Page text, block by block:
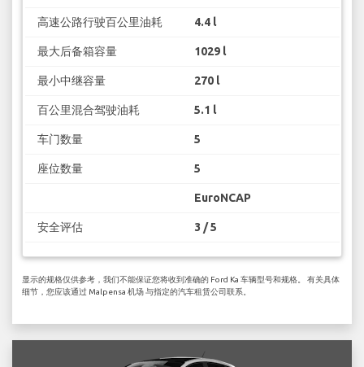
高速公路行驶百公里油耗 4.4 l
最大后备箱容量 1029 l
最小中继容量 270 l
百公里混合驾驶油耗 5.1 l
车门数量 5
座位数量 5
EuroNCAP
安全评估 3 / 5
显示的规格仅供参考，我们不能保证您将收到准确的 Ford Ka 车辆型号和规格。 有关具体
细节，您应该通过 Malpensa 机场 与指定的汽车租赁公司联系。